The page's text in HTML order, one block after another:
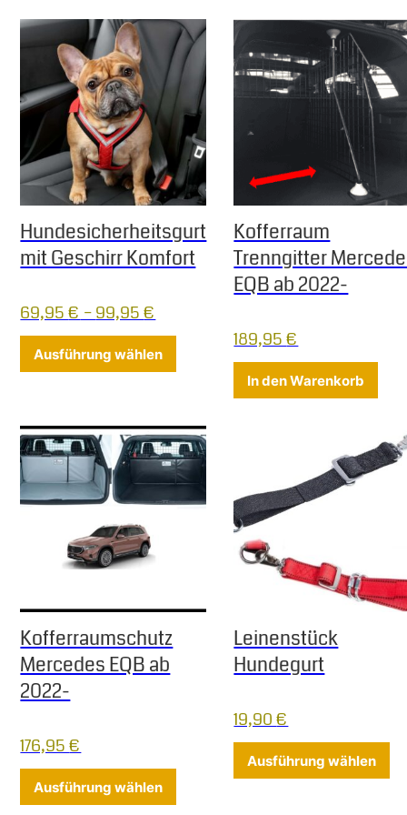
Hundesicherheitsgurt
mit Geschirr Komfort
69,95€–99,95€
Ausführung wählen Dieses Produkt weist mehrere
Kofferraum
Trenngitter
EQB ab 2022-
189,95€
In den Warenkorb
Kofferraumschutz
Mercedes EQB ab
2022-
176,95€
Ausführung wählen Dieses Produkt weist mehrere
Leinenstück
Hundegurt
19,90€
Ausführung wählen